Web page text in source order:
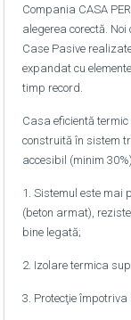
Compania CASA
alegerea corectă. Noi
Case Pasive
expandat cu
timp record.
Casa eficientă
construită în sistem
accesibil (minim
1. Sistemul este mai
(beton armat),
bine legată;
2. Izolare termica
3. Protecţie împotriva